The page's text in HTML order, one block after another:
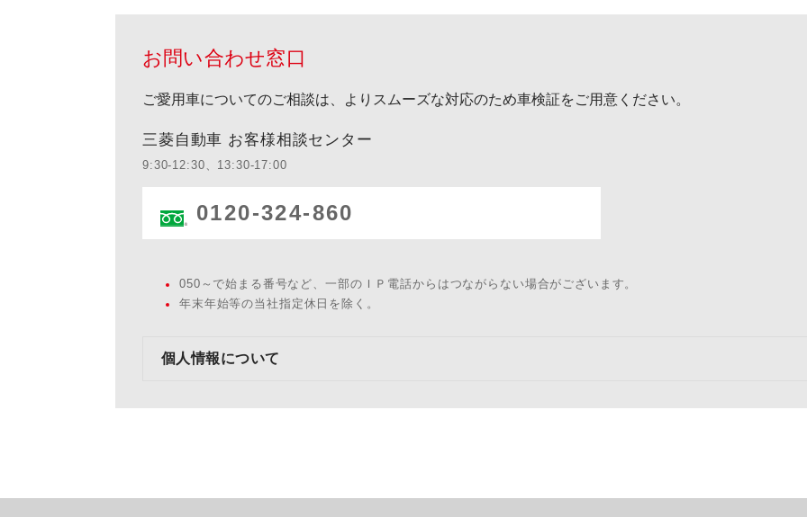
お問い合わせ窓口
ご愛用車についてのご相談は、よりスムーズな対応のため車検証をご用意ください。
三菱自動車 お客様相談センター
9:30-12:30、13:30-17:00
0120-324-860
050～で始まる番号など、一部のＩＰ電話からはつながらない場合がございます。
年末年始等の当社指定休日を除く。
個人情報について